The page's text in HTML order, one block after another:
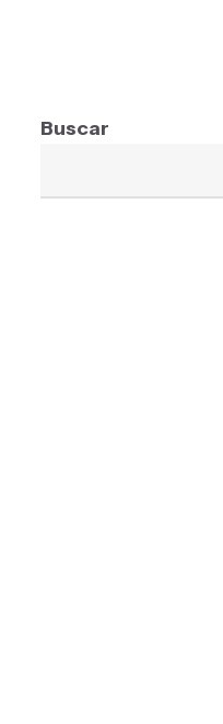
Buscar